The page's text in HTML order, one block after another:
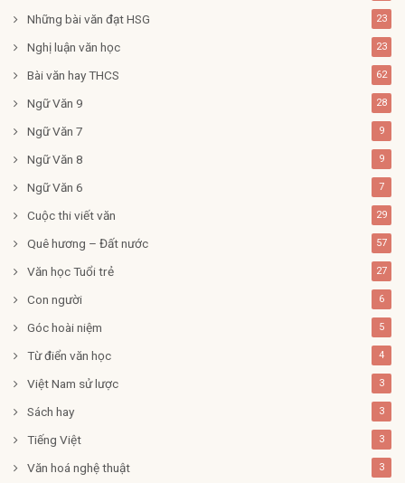
Những bài văn đạt HSG 23
Nghị luận văn học 23
Bài văn hay THCS 62
Ngữ Văn 9 28
Ngữ Văn 7 9
Ngữ Văn 8 9
Ngữ Văn 6 7
Cuộc thi viết văn 29
Quê hương – Đất nước 57
Văn học Tuổi trẻ 27
Con người 6
Góc hoài niệm 5
Từ điển văn học 4
Việt Nam sử lược 3
Sách hay 3
Tiếng Việt 3
Văn hoá nghệ thuật 3